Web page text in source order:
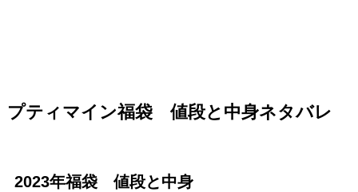
プティマイン福袋 値段と中身ネタバレ
2023年福袋 値段と中身